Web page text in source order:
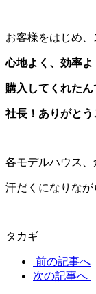
お客様をはじめ、
心地よく、効率
購入してくれたん
社長！ありがとう
各モデルハウス、
汗だくになりなが
タカギ
前の記事へ
次の記事へ